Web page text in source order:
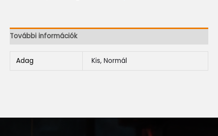
További információk
Adag Kis, Normál